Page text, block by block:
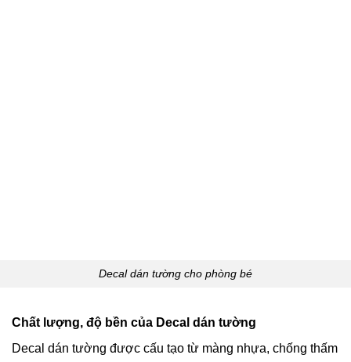
Decal dán tường cho phòng bé
Chất lượng, độ bền của Decal dán tường
Decal dán tường được cấu tạo từ màng nhựa, chống thấm